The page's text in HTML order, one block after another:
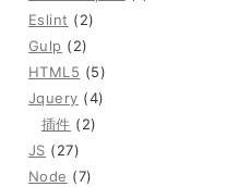
Eslint (2)
Gulp (2)
HTML5 (5)
Jquery (4)
插件 (2)
JS (27)
Node (7)